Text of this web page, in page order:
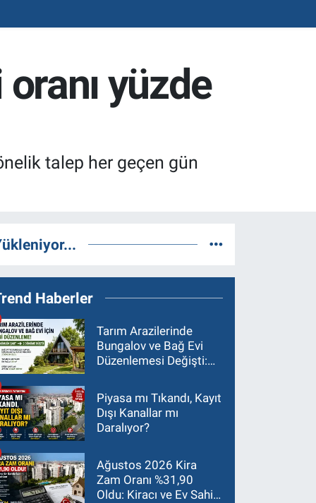
oranı yüzde
talep her geçen gün
Haberler
Tarım Arazilerinde
Bungalov ve Bağ Evi
Düzenlemesi Değişti:
Dönüme İndirildi
Piyasa mı Tıkandı, Kayıt
Dışı Kanallar mı
Daralıyor?
Ağustos 2026 Kira
Zam Oranı %31,90
Oldu: Kiracı ve Ev Sahibi